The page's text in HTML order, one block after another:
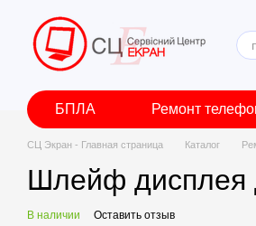
Перейти к основному контенту
БПЛА Ремонт
СЦ Экран - Главная страница Каталог
Шлейф дисплея
В наличии Оставить отзыв